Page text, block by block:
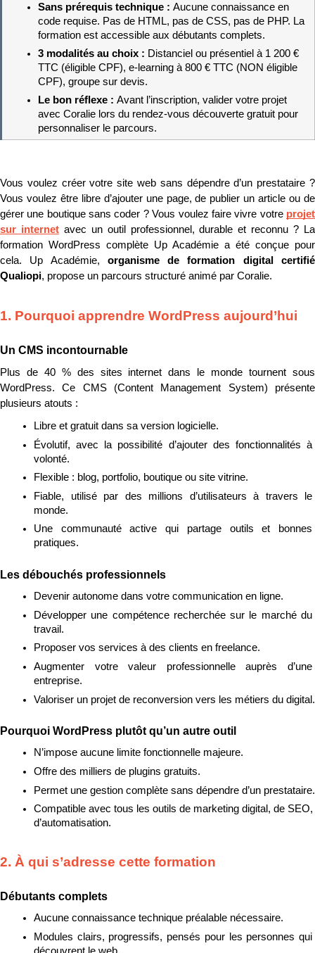
Sans prérequis technique : Aucune connaissance en
code requise. Pas de HTML, pas de CSS, pas de PHP. La
formation est accessible aux débutants complets.
3 modalités au choix : Distanciel ou présentiel à 1 200 €
TTC (éligible CPF), e-learning à 800 € TTC (NON éligible
CPF), groupe sur devis.
Le bon réflexe : Avant l’inscription, valider votre projet
avec Coralie lors du rendez-vous découverte gratuit pour
personnaliser le parcours.
Vous voulez créer votre site web sans dépendre d’un prestataire ?
Vous voulez être libre d’ajouter une page, de publier un article ou de
gérer une boutique sans coder ? Vous voulez faire vivre votre projet
sur internet avec un outil professionnel, durable et reconnu ? La
formation WordPress complète Up Académie a été conçue pour
cela. Up Académie, organisme de formation digital certifié
Qualiopi, propose un parcours structuré animé par Coralie.
1. Pourquoi apprendre WordPress aujourd’hui
Un CMS incontournable
Plus de 40 % des sites internet dans le monde tournent sous
WordPress. Ce CMS (Content Management System) présente
plusieurs atouts :
Libre et gratuit dans sa version logicielle.
Évolutif, avec la possibilité d’ajouter des fonctionnalités à
volonté.
Flexible : blog, portfolio, boutique ou site vitrine.
Fiable, utilisé par des millions d’utilisateurs à travers le
monde.
Une communauté active qui partage outils et bonnes
pratiques.
Les débouchés professionnels
Devenir autonome dans votre communication en ligne.
Développer une compétence recherchée sur le marché du
travail.
Proposer vos services à des clients en freelance.
Augmenter votre valeur professionnelle auprès d’une
entreprise.
Valoriser un projet de reconversion vers les métiers du digital.
Pourquoi WordPress plutôt qu’un autre outil
N’impose aucune limite fonctionnelle majeure.
Offre des milliers de plugins gratuits.
Permet une gestion complète sans dépendre d’un prestataire.
Compatible avec tous les outils de marketing digital, de SEO,
d’automatisation.
2. À qui s’adresse cette formation
Débutants complets
Aucune connaissance technique préalable nécessaire.
Modules clairs, progressifs, pensés pour les personnes qui